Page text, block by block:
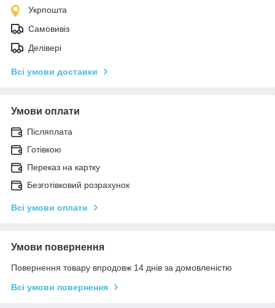
Укрпошта
Самовивіз
Делівері
Всі умови доставки
Умови оплати
Післяплата
Готівкою
Переказ на картку
Безготівковий розрахунок
Всі умови оплати
Умови повернення
Повернення товару впродовж 14 днів за домовленістю
Всі умови повернення